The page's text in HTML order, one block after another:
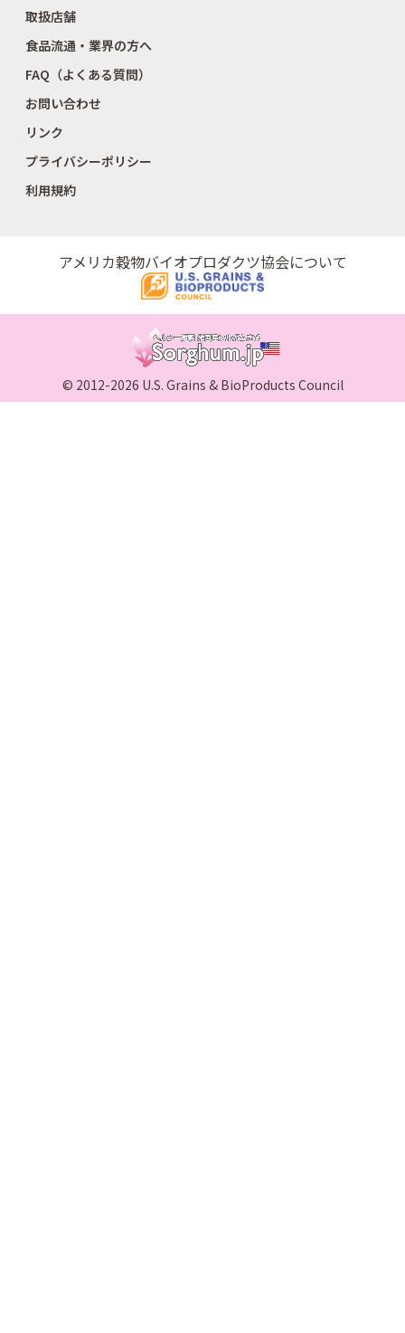
取扱店舗
食品流通・業界の方へ
FAQ（よくある質問）
お問い合わせ
リンク
プライバシーポリシー
利用規約
アメリカ穀物バイオプロダクツ協会について
© 2012-2026 U.S. Grains & BioProducts Council